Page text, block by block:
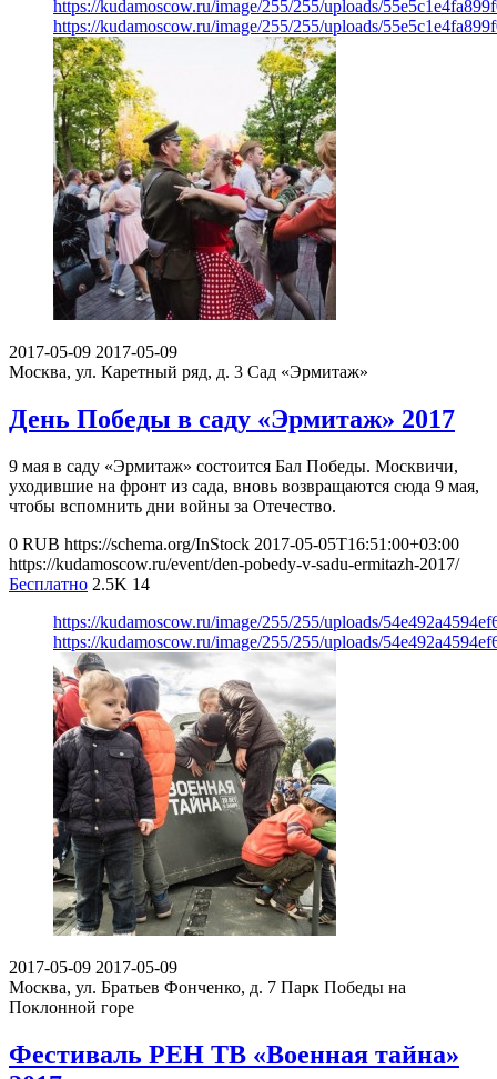
https://kudamoscow.ru/image/255/255/uploads/
https://kudamoscow.ru/image/255/255/uploads/
2017-05-09 2017-05-09
Москва, ул. Каретный ряд, д. 3 Сад «Эрмитаж»
День Победы в саду «Эрмитаж» 2017
9 мая в саду «Эрмитаж» состоится Бал Победы. Москвичи,
уходившие на фронт из сада, вновь возвращаются сюда 9 мая,
чтобы вспомнить дни войны за Отечество.
0 RUB https://schema.org/InStock 2017-05-05T16:51:00+03:00
https://kudamoscow.ru/event/den-pobedy-v-sadu-ermitazh-2017/
Бесплатно 2.5K 14
https://kudamoscow.ru/image/255/255/uploads/
https://kudamoscow.ru/image/255/255/uploads/
2017-05-09 2017-05-09
Москва, ул. Братьев Фонченко, д. 7 Парк Победы на
Поклонной горе
Фестиваль РЕН ТВ «Военная тайна»